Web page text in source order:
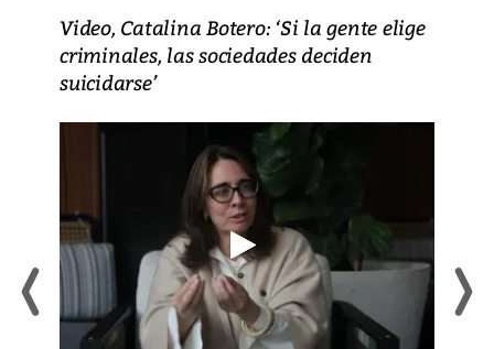
Video, Catalina Botero: ‘Si la gente elige
criminales, las sociedades deciden
suicidarse’